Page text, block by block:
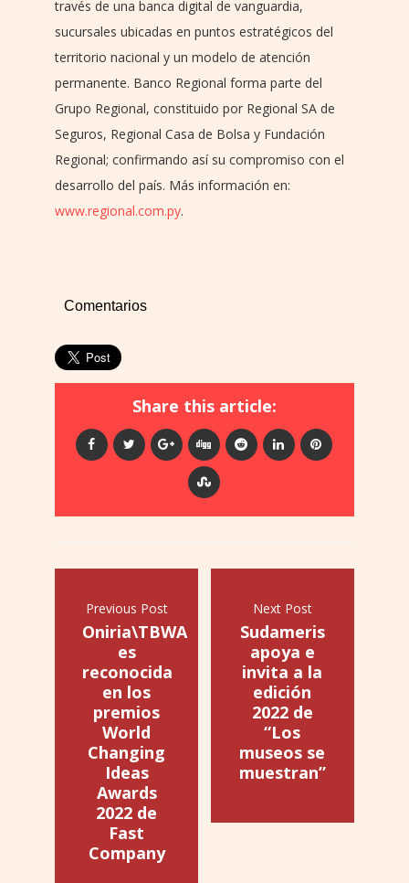
través de una banca digital de vanguardia,
sucursales ubicadas en puntos estratégicos del
territorio nacional y un modelo de atención
permanente. Banco Regional forma parte del
Grupo Regional, constituido por Regional SA de
Seguros, Regional Casa de Bolsa y Fundación
Regional; confirmando así su compromiso con el
desarrollo del país. Más información en:
www.regional.com.py.
Comentarios
Share this article:
Previous Post
Oniria\TBWA
es
reconocida
en los
premios
World
Changing
Ideas
Awards
2022 de
Fast
Company
Next Post
Sudameris
apoya e
invita a la
edición
2022 de
“Los
museos se
muestran”